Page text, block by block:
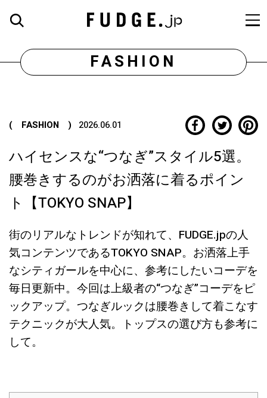
FASHION
( FASHION ) 2026.06.01
ハイセンスな“つなぎ”スタイル5選。
腰巻きするのがお洒落に着るポイン
ト【TOKYO SNAP】
街のリアルなトレンドが知れて、FUDGE.jpの人
気コンテンツであるTOKYO SNAP。お洒落上手
なシティガールを中心に、参考にしたいコーデを
毎日更新中。今回は上級者の“つなぎ”コーデをピ
ックアップ。つなぎルックは腰巻きして着こなす
テクニックが大人気。トップスの選び方も参考に
して。